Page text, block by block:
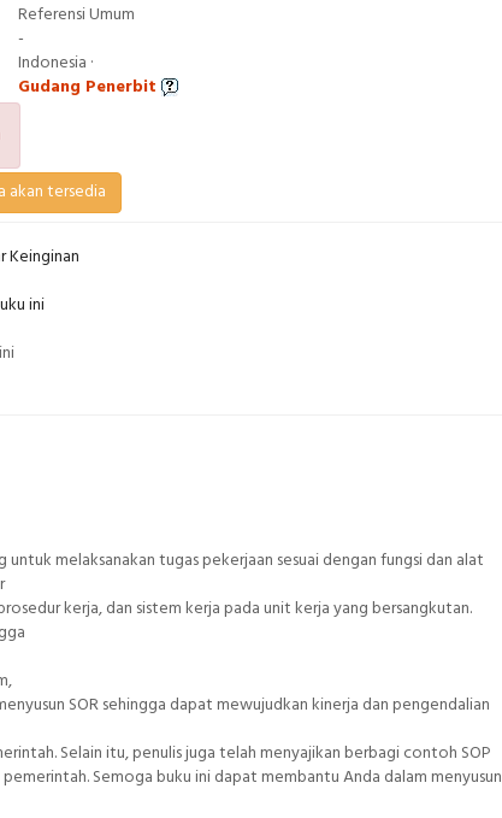
Referensi Umum
-
Indonesia ·
Gudang Penerbit
akan tersedia
Keinginan
ini
melaksanakan tugas pekerjaan sesuai dengan fungsi dan alat
kerja, dan sistem kerja pada unit kerja yang bersangkutan.
SOR sehingga dapat mewujudkan kinerja dan pengendalian
Selain itu, penulis juga telah menyajikan berbagi contoh SOP
Semoga buku ini dapat membantu Anda dalam menyusun